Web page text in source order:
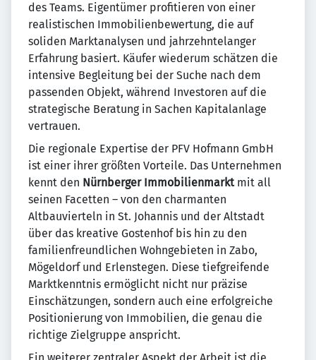
des Teams. Eigentümer profitieren von einer
realistischen Immobilienbewertung, die auf
soliden Marktanalysen und jahrzehntelanger
Erfahrung basiert. Käufer wiederum schätzen die
intensive Begleitung bei der Suche nach dem
passenden Objekt, während Investoren auf die
strategische Beratung in Sachen Kapitalanlage
vertrauen.
Die regionale Expertise der PFV Hofmann GmbH
ist einer ihrer größten Vorteile. Das Unternehmen
kennt den Nürnberger Immobilienmarktmit all
seinen Facetten – von den charmanten
Altbauvierteln in St. Johannis und der Altstadt
über das kreative Gostenhof bis hin zu den
familienfreundlichen Wohngebieten in Zabo,
Mögeldorf und Erlenstegen. Diese tiefgreifende
Marktkenntnis ermöglicht nicht nur präzise
Einschätzungen, sondern auch eine erfolgreiche
Positionierung von Immobilien, die genau die
richtige Zielgruppe anspricht.